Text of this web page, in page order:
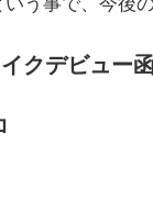
クデビュー